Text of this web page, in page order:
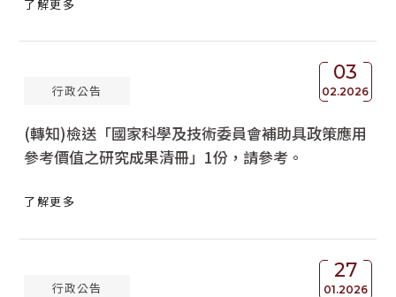
了解更多
03
02.2026
行政公告
(轉知)檢送「國家科學及技術委員會補助具政策應用
參考價值之研究成果清冊」1份，請參考。
了解更多
27
01.2026
行政公告